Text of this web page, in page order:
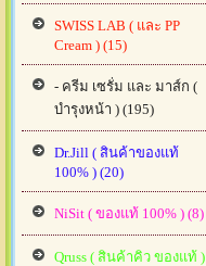
SWISS LAB ( และ PP
Cream ) (15)
- ครีม เซรั่ม และ มาส์ก (
บำรุงหน้า ) (195)
Dr.Jill ( สินค้าของแท้
100% ) (20)
NiSit ( ของแท้ 100% ) (8)
Qruss ( สินค้าคิว ของแท้ )